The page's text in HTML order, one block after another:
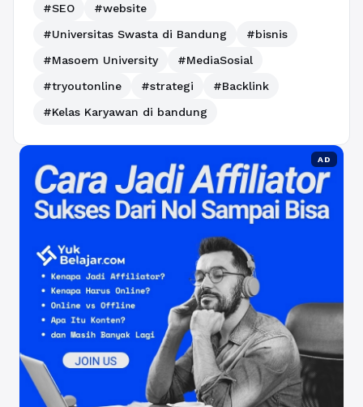
#SEO
#website
#Universitas Swasta di Bandung
#bisnis
#Masoem University
#MediaSosial
#tryoutonline
#strategi
#Backlink
#Kelas Karyawan di bandung
AD